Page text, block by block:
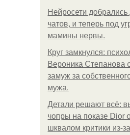
Нейросети
чатов, и теперь под
мамины нервы.
Круг замкнулся:
Вероника Степанова
замуж за
мужа.
Детали решают всё:
чопры на показе Dior
шквалом критики из-